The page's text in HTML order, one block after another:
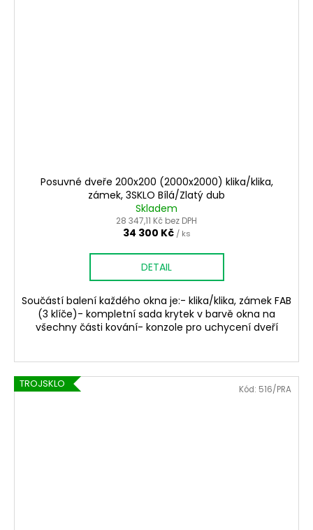
Posuvné dveře 200x200 (2000x2000) klika/klika,
zámek, 3SKLO Bílá/Zlatý dub
Skladem
28 347,11 Kč bez DPH
34 300 Kč / ks
DETAIL
Součástí balení každého okna je:- klika/klika, zámek FAB
(3 klíče)- kompletní sada krytek v barvě okna na
všechny části kování- konzole pro uchycení dveří
TROJSKLO Kód: 516/PRA